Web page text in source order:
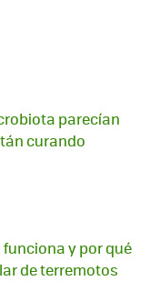
parecían
curando
funciona y por qué
de terremotos